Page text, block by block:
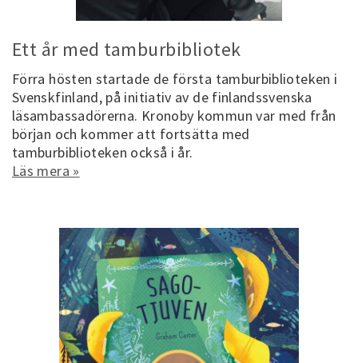
Ett år med tamburbibliotek
Förra hösten startade de första tamburbiblioteken i
Svenskfinland, på initiativ av de finlandssvenska
läsambassadörerna. Kronoby kommun var med från
början och kommer att fortsätta med
tamburbiblioteken också i år.
Läs mera »